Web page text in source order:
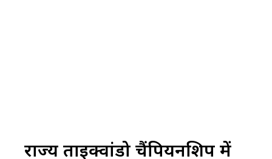
राज्य ताइक्वांडो चैंपियनशिप में